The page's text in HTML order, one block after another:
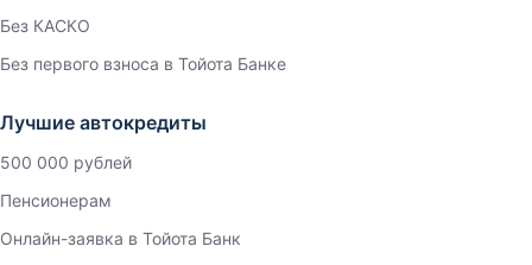
Без КАСКО
Без первого взноса в Тойота Банке
Лучшие автокредиты
500 000 рублей
Пенсионерам
Онлайн-заявка в Тойота Банк